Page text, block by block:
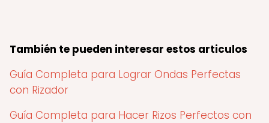
También te pueden interesar estos articulos
Guía Completa para Lograr Ondas Perfectas
con Rizador
Guía Completa para Hacer Rizos Perfectos con